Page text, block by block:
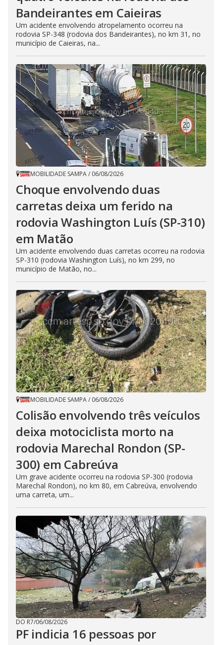
Bandeirantes em Caieiras
Um acidente envolvendo atropelamento ocorreu na
rodovia SP-348 (rodovia dos Bandeirantes), no km 31, no
município de Caieiras, na...
MOBILIDADE SAMPA/ 06/08/2026
Choque envolvendo duas
carretas deixa um ferido na
rodovia Washington Luís (SP-310)
em Matão
Um acidente envolvendo duas carretas ocorreu na rodovia
SP-310 (rodovia Washington Luís), no km 299, no
município de Matão, no...
MOBILIDADE SAMPA/ 06/08/2026
Colisão envolvendo três veículos
deixa motociclista morto na
rodovia Marechal Rondon (SP-
300) em Cabreúva
Um grave acidente ocorreu na rodovia SP-300 (rodovia
Marechal Rondon), no km 80, em Cabreúva, envolvendo
uma carreta, um...
DO R7/06/08/2026
PF indicia 16 pessoas por